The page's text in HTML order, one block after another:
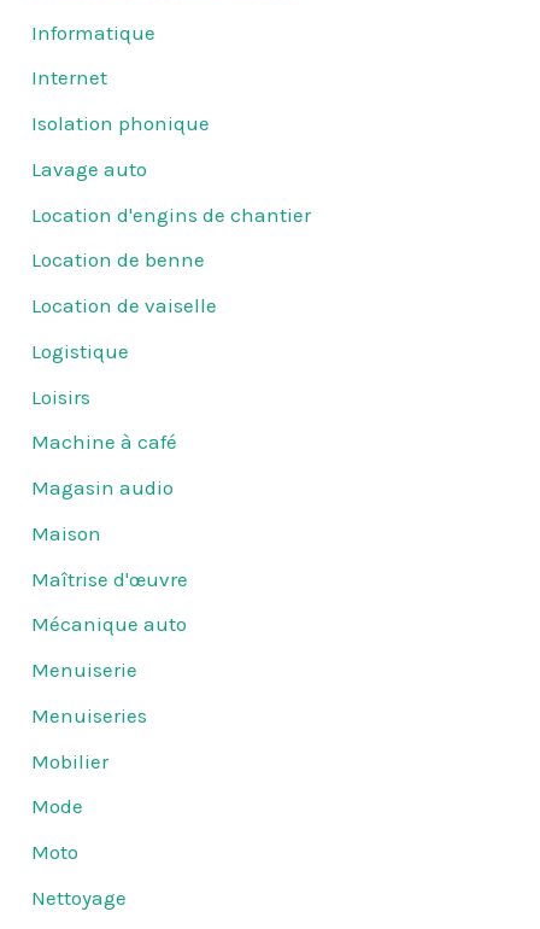
Informatique
Internet
Isolation phonique
Lavage auto
Location d'engins de chantier
Location de benne
Location de vaiselle
Logistique
Loisirs
Machine à café
Magasin audio
Maison
Maîtrise d'œuvre
Mécanique auto
Menuiserie
Menuiseries
Mobilier
Mode
Moto
Nettoyage